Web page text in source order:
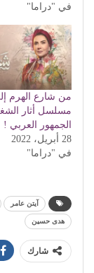
في "دراما"
من شارع الهرم
مسلسل أثار
الجمهور العربي !
28 أبريل، 2022
في "دراما"
آيتن عامر
هدى حسين
شارك